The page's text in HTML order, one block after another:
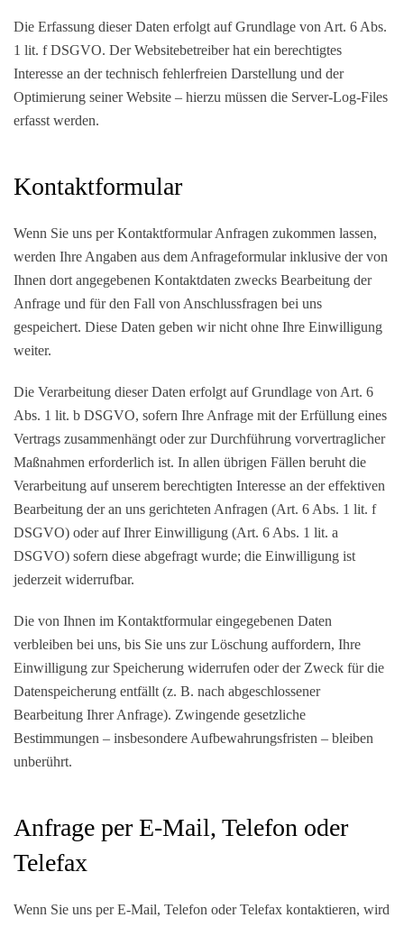
Die Erfassung dieser Daten erfolgt auf Grundlage von Art. 6 Abs.
1 lit. f DSGVO. Der Websitebetreiber hat ein berechtigtes
Interesse an der technisch fehlerfreien Darstellung und der
Optimierung seiner Website – hierzu müssen die Server-Log-Files
erfasst werden.
Kontaktformular
Wenn Sie uns per Kontaktformular Anfragen zukommen lassen,
werden Ihre Angaben aus dem Anfrageformular inklusive der von
Ihnen dort angegebenen Kontaktdaten zwecks Bearbeitung der
Anfrage und für den Fall von Anschlussfragen bei uns
gespeichert. Diese Daten geben wir nicht ohne Ihre Einwilligung
weiter.
Die Verarbeitung dieser Daten erfolgt auf Grundlage von Art. 6
Abs. 1 lit. b DSGVO, sofern Ihre Anfrage mit der Erfüllung eines
Vertrags zusammenhängt oder zur Durchführung vorvertraglicher
Maßnahmen erforderlich ist. In allen übrigen Fällen beruht die
Verarbeitung auf unserem berechtigten Interesse an der effektiven
Bearbeitung der an uns gerichteten Anfragen (Art. 6 Abs. 1 lit. f
DSGVO) oder auf Ihrer Einwilligung (Art. 6 Abs. 1 lit. a
DSGVO) sofern diese abgefragt wurde; die Einwilligung ist
jederzeit widerrufbar.
Die von Ihnen im Kontaktformular eingegebenen Daten
verbleiben bei uns, bis Sie uns zur Löschung auffordern, Ihre
Einwilligung zur Speicherung widerrufen oder der Zweck für die
Datenspeicherung entfällt (z. B. nach abgeschlossener
Bearbeitung Ihrer Anfrage). Zwingende gesetzliche
Bestimmungen – insbesondere Aufbewahrungsfristen – bleiben
unberührt.
Anfrage per E-Mail, Telefon oder
Telefax
Wenn Sie uns per E-Mail, Telefon oder Telefax kontaktieren, wird